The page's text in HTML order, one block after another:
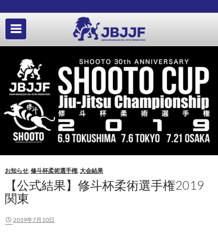
お知らせ, 修斗杯柔術選手権, 大会結果
【公式結果】修斗杯柔術選手権2019
関東
2019年7月10日